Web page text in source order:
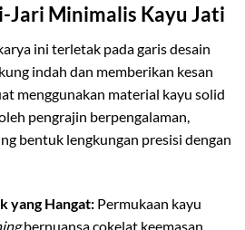
Jari Minimalis Kayu Jati
ini terletak pada garis desain
indah dan memberikan kesan
menggunakan material kayu solid
pengrajin berpengalaman,
bentuk lengkungan presisi dengan
yang Hangat:Permukaan kayu
bernuansa cokelat keemasan